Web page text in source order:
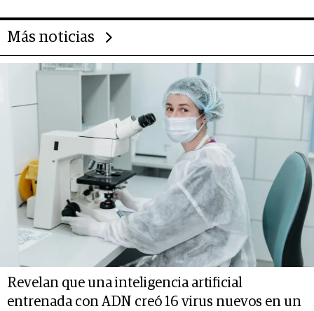
Más noticias
Revelan que una inteligencia artificial
entrenada con ADN creó 16 virus nuevos en un